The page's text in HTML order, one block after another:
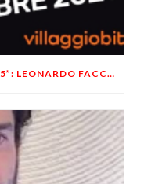
VILLAGGIO BITCOIN, “OPEN DAY 5”: LEONARDO FACCO OSPITE A BRESCIA